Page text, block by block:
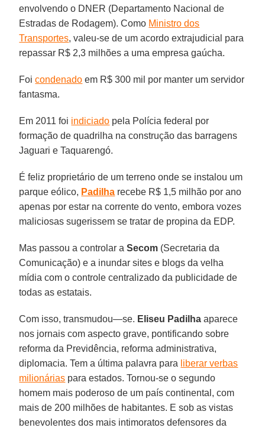
envolvendo o DNER (Departamento Nacional de
Estradas de Rodagem). Como Ministro dos
Transportes, valeu-se de um acordo extrajudicial para
repassar R$ 2,3 milhões a uma empresa gaúcha.
Foicondenado em R$ 300 mil por manter um servidor
fantasma.
Em 2011 foi indiciado pela Polícia federal por
formação de quadrilha na construção das barragens
Jaguari e Taquarengó.
É feliz proprietário de um terreno onde se instalou um
parque eólico, Padilha recebe R$ 1,5 milhão por ano
apenas por estar na corrente do vento, embora vozes
maliciosas sugerissem se tratar de propina da EDP.
Mas passou a controlar aSecom (Secretaria da
Comunicação) e a inundar sites e blogs da velha
mídia com o controle centralizado da publicidade de
todas as estatais.
Com isso, transmudou—se. Eliseu Padilha aparece
nos jornais com aspecto grave, pontificando sobre
reforma da Previdência, reforma administrativa,
diplomacia. Tem a última palavra para liberar verbas
milionárias para estados. Tornou-se o segundo
homem mais poderoso de um país continental, com
mais de 200 milhões de habitantes. E sob as vistas
benevolentes dos mais intimoratos defensores da